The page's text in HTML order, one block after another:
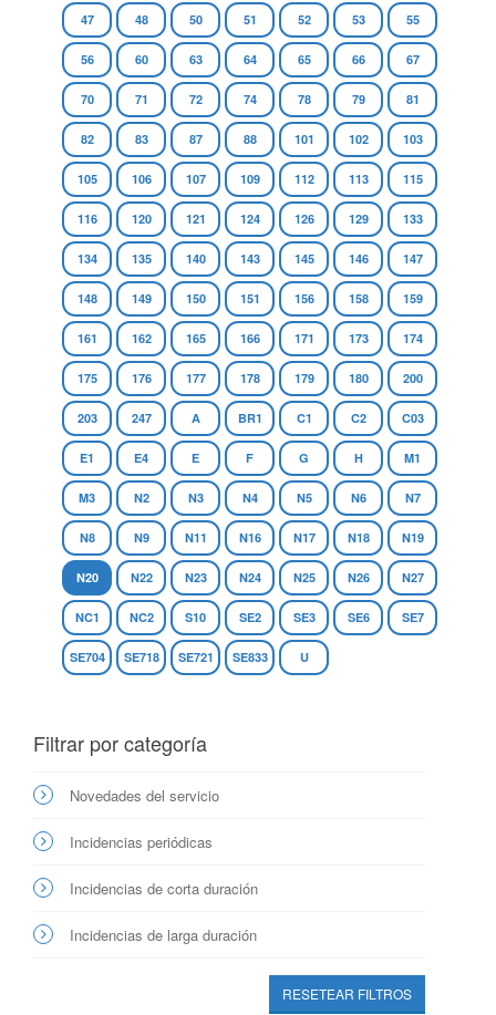
47 48 50 51 52 53 55
56 60 63 64 65 66 67
70 71 72 74 78 79 81
82 83 87 88 101 102 103
105 106 107 109 112 113 115
116 120 121 124 126 129 133
134 135 140 143 145 146 147
148 149 150 151 156 158 159
161 162 165 166 171 173 174
175 176 177 178 179 180 200
203 247 A BR1 C1 C2 C03
E1 E4 E F G H M1
M3 N2 N3 N4 N5 N6 N7
N8 N9 N11 N16 N17 N18 N19
N20 N22 N23 N24 N25 N26 N27
NC1 NC2 S10 SE2 SE3 SE6 SE7
SE704 SE718 SE721 SE833 U
Filtrar por categoría
Novedades del servicio
Incidencias periódicas
Incidencias de corta duración
Incidencias de larga duración
RESETEAR FILTROS